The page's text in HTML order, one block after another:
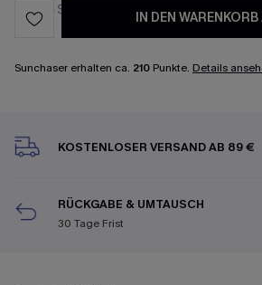
IN DEN WARENKORB
Sunchaser erhalten ca. 210 Punkte. Details
KOSTENLOSER VERSAND AB 89 €
RÜCKGABE & UMTAUSCH
30 Tage Frist